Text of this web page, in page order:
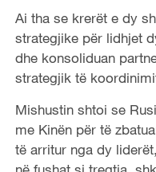
Ai tha se krerët e dy
strategjike për lidhjet
dhe konsoliduan
strategjik të
Mishustin shtoi se
me Kinën për të
të arritur nga dy